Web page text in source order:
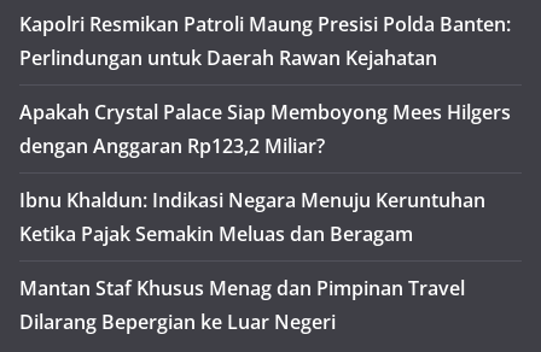
Kapolri Resmikan Patroli Maung Presisi Polda Banten:
Perlindungan untuk Daerah Rawan Kejahatan
Apakah Crystal Palace Siap Memboyong Mees Hilgers
dengan Anggaran Rp123,2 Miliar?
Ibnu Khaldun: Indikasi Negara Menuju Keruntuhan
Ketika Pajak Semakin Meluas dan Beragam
Mantan Staf Khusus Menag dan Pimpinan Travel
Dilarang Bepergian ke Luar Negeri